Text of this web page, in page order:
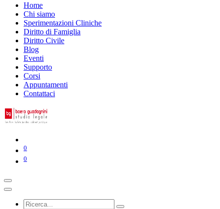
Home
Chi siamo
Sperimentazioni Cliniche
Diritto di Famiglia
Diritto Civile
Blog
Eventi
Supporto
Corsi
Appuntamenti
Contattaci
0
0